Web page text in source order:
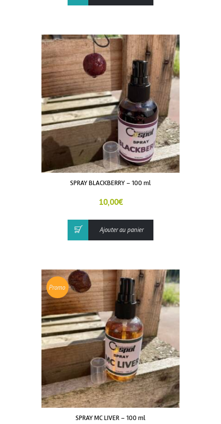
SPRAY BLACKBERRY – 100 ml
10,00€
Ajouter au panier
Promo
!
SPRAY MC LIVER – 100 ml